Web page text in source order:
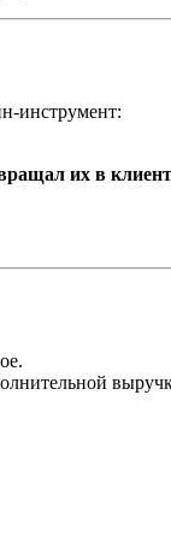
инструмент:
их в